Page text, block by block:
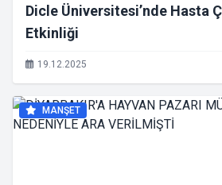
Dicle Üniversitesi’nde Hasta
Etkinliği
19.12.2025
MANŞET